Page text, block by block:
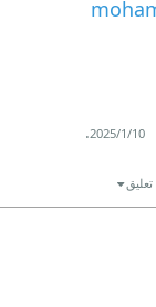
10‏/1‏/2025
.